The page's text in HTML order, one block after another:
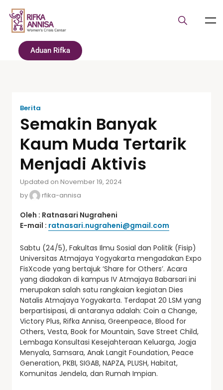
Aduan Rifka
Berita
Semakin Banyak
Kaum Muda Tertarik
Menjadi Aktivis
Updated on November 19, 2024
by
rfika-annisa
Oleh : Ratnasari Nugraheni
E-mail : ratnasari.nugraheni@gmail.com
Sabtu (24/5), Fakultas Ilmu Sosial dan Politik (Fisip)
Universitas Atmajaya Yogyakarta mengadakan Expo
FisXcode yang bertajuk ‘Share for Others’. Acara
yang diadakan di kampus IV Atmajaya Babarsari ini
merupakan salah satu rangkaian kegiatan Dies
Natalis Atmajaya Yogyakarta. Terdapat 20 LSM yang
berpartisipasi, di antaranya adalah: Coin a Change,
Victory Plus, Rifka Annisa, Greenpeace, Blood for
Others, Vesta, Book for Mountain, Save Street Child,
Lembaga Konsultasi Kesejahteraan Keluarga, Jogja
Menyala, Samsara, Anak Langit Foundation, Peace
Generation, PKBI, SIGAB, NAPZA, PLUSH, Habitat,
Komunitas Jendela, dan Rumah Impian.